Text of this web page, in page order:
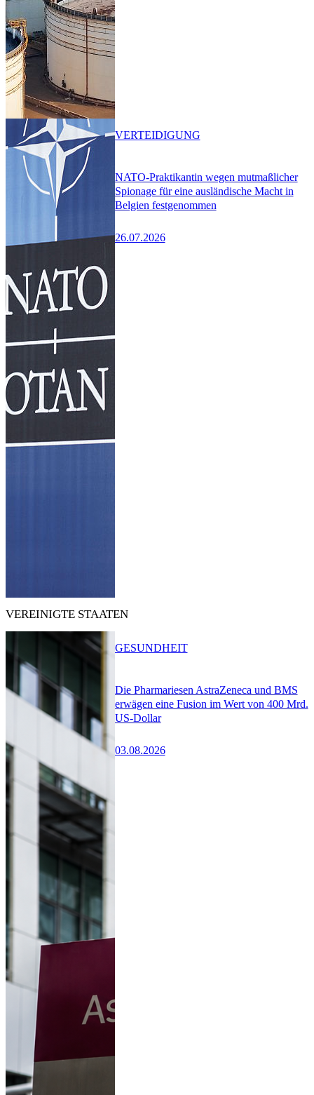
NATO-Praktikantin wegen mutmaßlicher
Spionage für eine ausländische Macht in
Belgien festgenommen
26.07.2026
VERTEIDIGUNG
VEREINIGTE STAATEN
Die Pharmariesen AstraZeneca und BMS
erwägen eine Fusion im Wert von 400 Mrd.
US-Dollar
03.08.2026
GESUNDHEIT